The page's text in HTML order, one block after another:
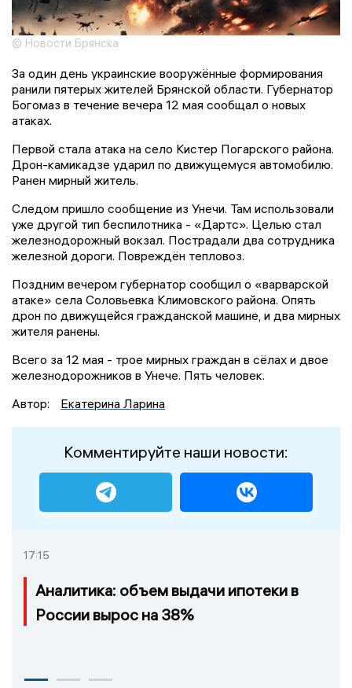
© Новости Брянска
За один день украинские вооружённые формирования
ранили пятерых жителей Брянской области. Губернатор
Богомаз в течение вечера 12 мая сообщал о новых
атаках.
Первой стала атака на село Кистер Погарского района.
Дрон-камикадзе ударил по движущемуся автомобилю.
Ранен мирный житель.
Следом пришло сообщение из Унечи. Там использовали
уже другой тип беспилотника - «Дартс». Целью стал
железнодорожный вокзал. Пострадали два сотрудника
железной дороги. Повреждён тепловоз.
Поздним вечером губернатор сообщил о «варварской
атаке» села Соловьевка Климовского района. Опять
дрон по движущейся гражданской машине, и два мирных
жителя ранены.
Всего за 12 мая - трое мирных граждан в сёлах и двое
железнодорожников в Унече. Пять человек.
Автор:
Екатерина Ларина
Комментируйте наши новости:
17:15
Аналитика: объем выдачи ипотеки в
России вырос на 38%